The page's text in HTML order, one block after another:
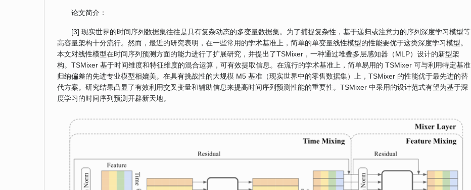
论文简介：
[3] 现实世界的时间序列数据集往往是具有复杂动态的多变量数据集。为了捕捉复杂性，基于递归或注意力的序列深度学习模型等
高容量架构十分流行。然而，最近的研究表明，在一些常用的学术基准上，简单的单变量线性模型的性能要优于这类深度学习模型。
本文对线性模型在时间序列预测方面的能力进行了扩展研究，并提出了TSMixer，一种通过堆叠多层感知器（MLP）设计的新型架
构。TSMixer 基于时间维度和特征维度的混合运算，可有效提取信息。在流行的学术基准上，简单易用的 TSMixer 可与利用特定基准
归纳偏差的先进专业模型相媲美。在具有挑战性的大规模 M5 基准（现实世界中的零售数据集）上，TSMixer 的性能优于最先进的替
代方案。研究结果凸显了有效利用交叉变量和辅助信息来提高时间序列预测性能的重要性。TSMixer 中采用的设计范式有望为基于深
度学习的时间序列预测开辟新天地。